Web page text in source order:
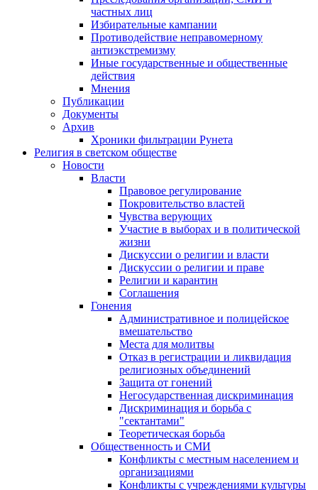
частных лиц
Избирательные кампании
Противодействие неправомерному
антиэкстремизму
Иные государственные и общественные
действия
Мнения
Публикации
Документы
Архив
Хроники фильтрации Рунета
Религия в светском обществе
Новости
Власти
Правовое регулирование
Покровительство властей
Чувства верующих
Участие в выборах и в политической
жизни
Дискуссии о религии и власти
Дискуссии о религии и праве
Религии и карантин
Соглашения
Гонения
Административное и полицейское
вмешательство
Места для молитвы
Отказ в регистрации и ликвидация
религиозных объединений
Защита от гонений
Негосударственная дискриминация
Дискриминация и борьба с
"сектантами"
Теоретическая борьба
Общественность и СМИ
Конфликты с местным населением и
организациями
Конфликты с учреждениями культуры